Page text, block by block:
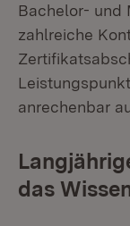
Bachelor- und
zahlreiche
anrechenbar
das